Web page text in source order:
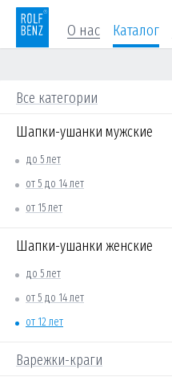
О нас Каталог
Все категории
Шапки-ушанки мужские
до 5 лет
от 5 до 14 лет
от 15 лет
Шапки-ушанки женские
до 5 лет
от 5 до 14 лет
от 12 лет
Варежки-краги